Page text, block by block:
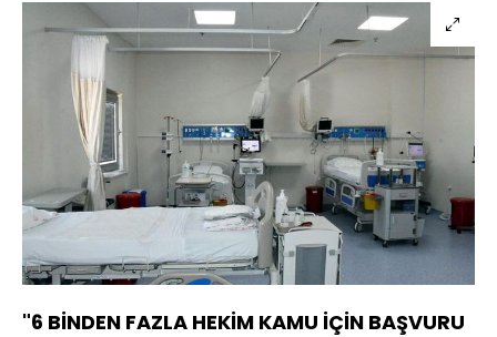
"6 BİNDEN FAZLA HEKİM KAMU İÇİN BAŞVURU